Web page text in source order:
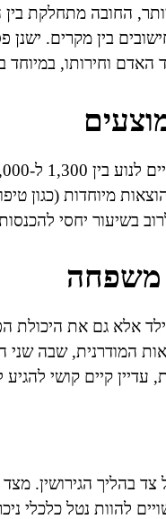
גיל 6. בגילאים מבוגרים יותר,
בין מקרים.
האדם וחירותו,
מיוחדות (כגון
בשיעור יחסי
משפחה
אלא גם את היכולת
המודרנית, שבה שני
קיים קושי להגיע
בהליך הגירושין.
להוות נטל כלכלי